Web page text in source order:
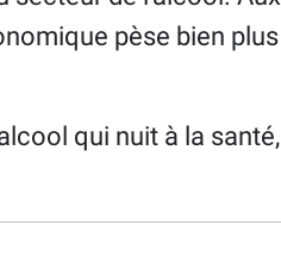
pèse bien
qui nuit à la